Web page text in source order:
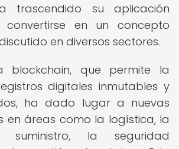
trascendido su aplicación
en un concepto
en diversos sectores.
blockchain, que permite la
digitales inmutables y
ha dado lugar a nuevas
en áreas como la logística, la
la seguridad